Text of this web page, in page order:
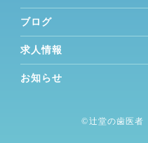
ブログ
求人情報
お知らせ
©︎辻堂の歯医者